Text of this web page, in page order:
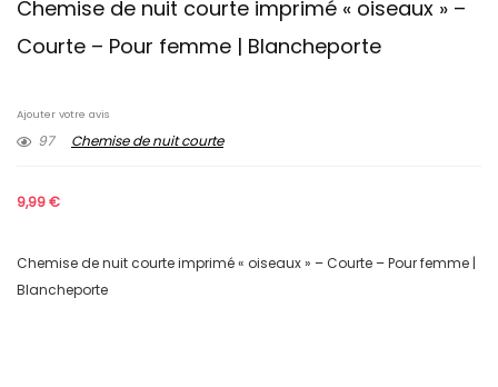
Chemise de nuit courte imprimé « oiseaux » –
Courte – Pour femme | Blancheporte
Ajouter votre avis
97 Chemise de nuit courte
9,99€
Chemise de nuit courte imprimé « oiseaux » – Courte – Pour femme |
Blancheporte